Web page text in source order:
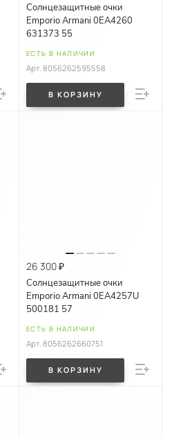
Солнцезащитные очки
Emporio Armani 0EA4260
631373 55
ЕСТЬ В НАЛИЧИИ
Арт. 8056262595558
В КОРЗИНУ
26 300 ₽
Солнцезащитные очки
Emporio Armani 0EA4257U
500181 57
ЕСТЬ В НАЛИЧИИ
Арт. 8056262660751
В КОРЗИНУ